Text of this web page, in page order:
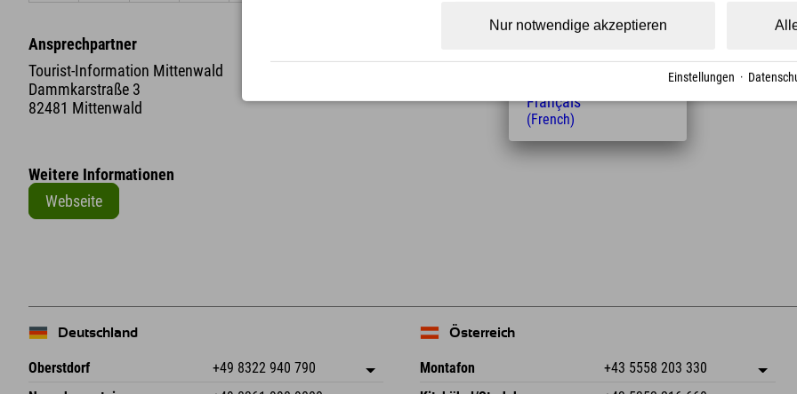
Ansprechpartner
Tourist-Information Mittenwald
Dammkarstraße 3
82481 Mittenwald
Min.
Weitere Informationen
Webseite
Deutschland
Oberstdorf +49 8322 940 790
Österreich
Montafon +43 5558 203 330
Nur notwendige akzeptieren
Einstellungen ·
Magyar
Nederlands
Français
(French)